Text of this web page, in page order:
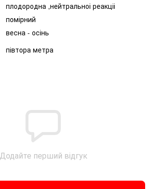
плодородна ,нейтральноі реакціі
помірний
весна - осінь
півтора метра
Додайте перший відгук